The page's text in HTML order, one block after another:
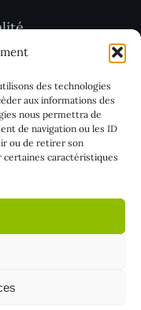
des technologies
aux informations des
nous permettra de
de navigation ou les ID
ou de retirer son
caractéristiques
SRL. Tous droits